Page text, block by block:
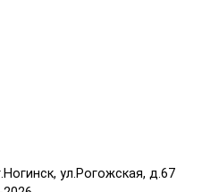
ул.Рогожская, д.67